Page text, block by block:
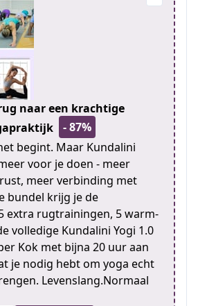
naar een krachtige
- 87%
begint. Maar Kundalini
voor je doen - meer
meer verbinding met
bundel krijg je de
extra rugtrainingen, 5 warm-
volledige Kundalini Yogi 1.0
Kok met bijna 20 uur aan
je nodig hebt om yoga echt
Levenslang.Normaal